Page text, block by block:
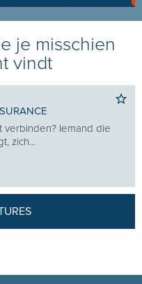
je misschien
vindt
verbinden? Iemand die
zich...